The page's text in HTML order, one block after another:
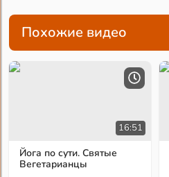
Похожие видео
16:51
Йога по сути. Святые
Вегетарианцы